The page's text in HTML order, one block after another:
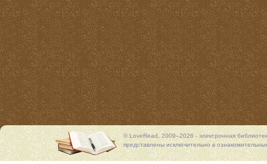
© LoveRead, 2009–2026 - электронная
представлены исключительно в